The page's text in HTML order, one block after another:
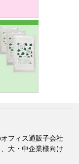
フィス通販子会社
大・中企業様向け